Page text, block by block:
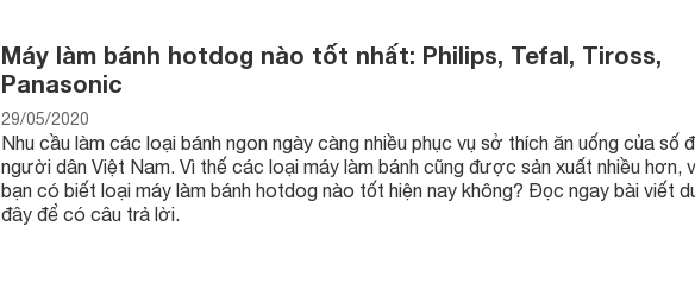
Máy làm bánh hotdog nào tốt nhất: Philips, Tefal, Tiross,
Panasonic
29/05/2020
Nhu cầu làm các loại bánh ngon ngày càng nhiều phục vụ sở thích ăn uống của số
người dân Việt Nam. Vì thế các loại máy làm bánh cũng được sản xuất nhiều hơn,
bạn có biết loại máy làm bánh hotdog nào tốt hiện nay không? Đọc ngay bài viết
đây để có câu trả lời.